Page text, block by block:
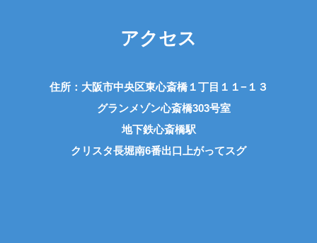
アクセス
住所：大阪市中央区東心斎橋１丁目１１−１３
グランメゾン心斎橋303号室
地下鉄心斎橋駅
クリスタ長堀南6番出口上がってスグ